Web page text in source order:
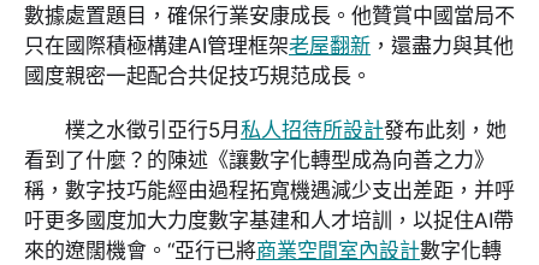
數據處置題目，確保行業安康成長。他贊賞中國當局不
只在國際積極構建AI管理框架老屋翻新 ，還盡力與其他
國度親密一起配合共促技巧規范成長。
樸之水徵引亞行5月 私人招待所設計發布此刻，她
看到了什麼？的陳述《讓數字化轉型成為向善之力》
稱，數字技巧能經由過程拓寬機遇減少支出差距，并呼
吁更多國度加大力度數字基建和人才培訓，以捉住AI帶
來的遼闊機會。“亞行已將商業空間室內設計數字化轉